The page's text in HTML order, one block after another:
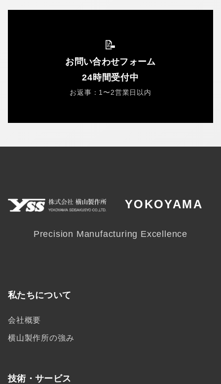
📝
お問い合わせフォーム
24時間受付中
お返事：1〜2営業日以内
YOKOYAMA
Precision Manufacturing Excellence
私たちについて
会社概要
横山製作所の強み
技術・サービス